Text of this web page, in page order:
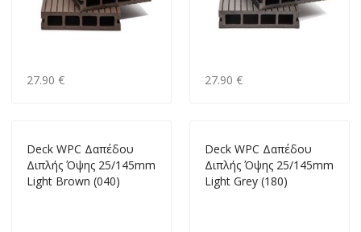
27.90 € 27.90 €
Deck WPC Δαπέδου
Διπλής Όψης 25/145mm
Light Brown (040)
Deck WPC Δαπέδου
Διπλής Όψης 25/145mm
Light Grey (180)